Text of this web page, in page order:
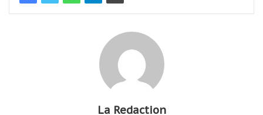
La Redaction